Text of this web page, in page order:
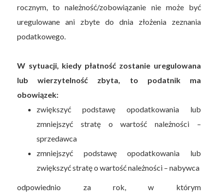
rocznym, to należność/zobowiązanie nie może być
uregulowane ani zbyte do dnia złożenia zeznania
podatkowego.
W sytuacji, kiedy płatność zostanie uregulowana
lub wierzytelność zbyta, to podatnik ma
obowiązek:
zwiększyć podstawę opodatkowania lub
zmniejszyć stratę o wartość należności –
sprzedawca
zmniejszyć podstawę opodatkowania lub
zwiększyć stratę o wartość należności – nabywca
odpowiednio za rok, w którym